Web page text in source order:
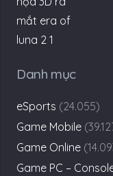
Danh mục
eSports (24.055)
Game Mobile
Game Online
Game PC –